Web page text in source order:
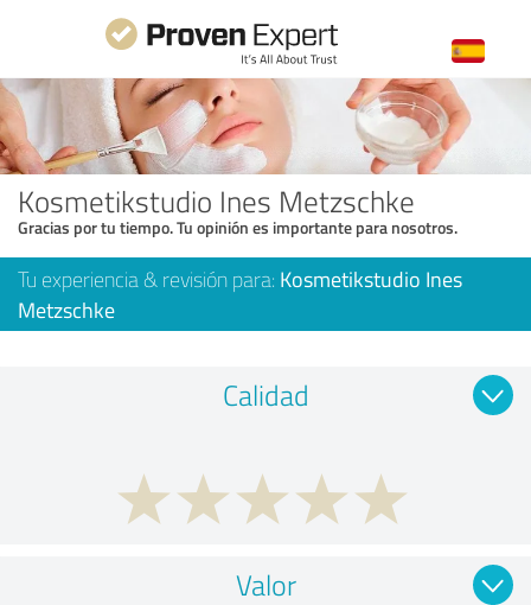
Kosmetikstudio Ines Metzschke
Gracias por tu tiempo. Tu opinión es importante para nosotros.
Tu experiencia & revisión para: Kosmetikstudio Ines
Metzschke
Calidad
Valor